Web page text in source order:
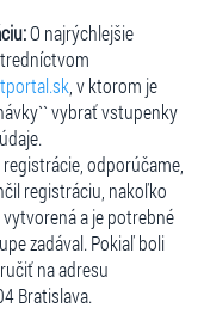
O najrýchlejšie
, v ktorom je
vybrať vstupenky
odporúčame,
registráciu, nakoľko
a je potrebné
zadával. Pokiaľ boli
na adresu
Bratislava.